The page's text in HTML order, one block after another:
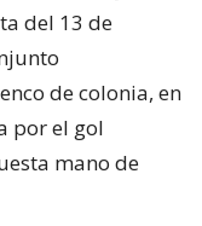
del 13 de
de colonia, en
por el gol
mano de